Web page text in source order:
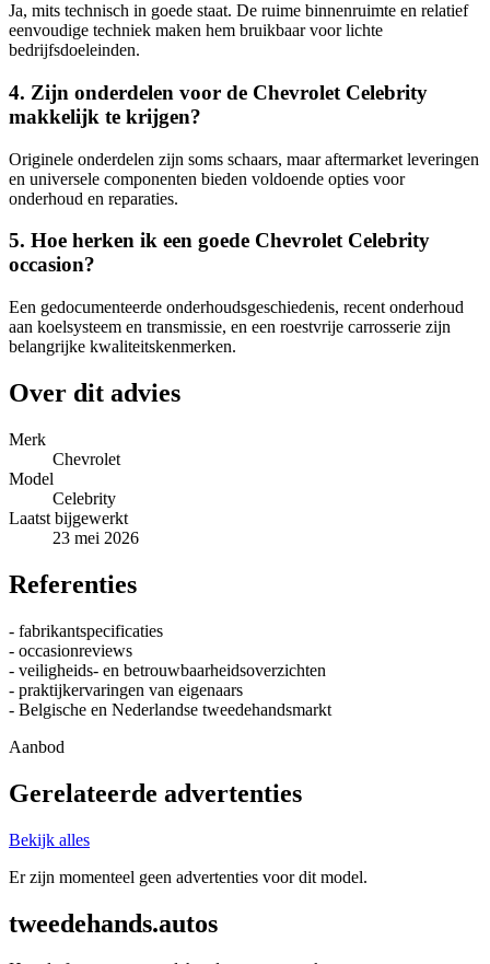
Ja, mits technisch in goede staat. De ruime binnenruimte en relatief
eenvoudige techniek maken hem bruikbaar voor lichte
bedrijfsdoeleinden.
4. Zijn onderdelen voor de Chevrolet Celebrity
makkelijk te krijgen?
Originele onderdelen zijn soms schaars, maar aftermarket leveringen
en universele componenten bieden voldoende opties voor
onderhoud en reparaties.
5. Hoe herken ik een goede Chevrolet Celebrity
occasion?
Een gedocumenteerde onderhoudsgeschiedenis, recent onderhoud
aan koelsysteem en transmissie, en een roestvrije carrosserie zijn
belangrijke kwaliteitskenmerken.
Over dit advies
Merk
Chevrolet
Model
Celebrity
Laatst bijgewerkt
23 mei 2026
Referenties
- fabrikantspecificaties
- occasionreviews
- veiligheids- en betrouwbaarheidsoverzichten
- praktijkervaringen van eigenaars
- Belgische en Nederlandse tweedehandsmarkt
Aanbod
Gerelateerde advertenties
Bekijk alles
Er zijn momenteel geen advertenties voor dit model.
tweedehands.autos